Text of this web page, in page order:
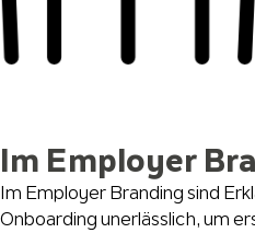
Im Employer
Im Employer Branding sind
Onboarding unerlässlich, um